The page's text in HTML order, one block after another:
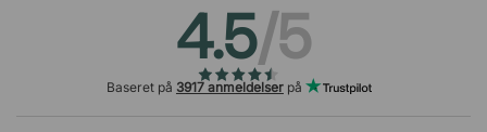
4.5/5
Baseret på 3917 anmeldelserpå